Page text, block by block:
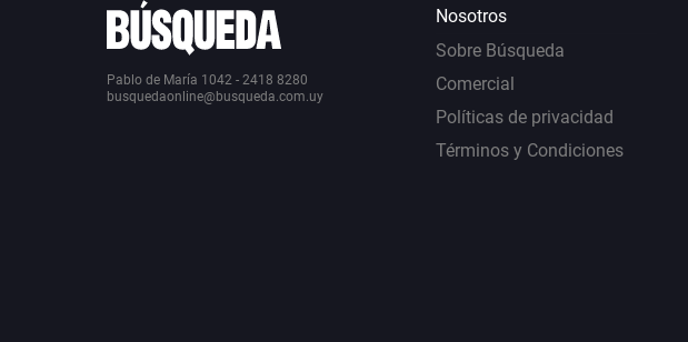
Pablo de María 1042 - 2418 8280
busquedaonline@busqueda.com.uy
Nosotros
Sobre Búsqueda
Comercial
Políticas de privacidad
Términos y Condiciones